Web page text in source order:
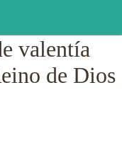
valentía
de Dios